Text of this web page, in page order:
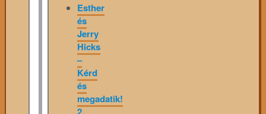
Esther
és
Jerry
Hicks
–
Kérd
és
megadatik!